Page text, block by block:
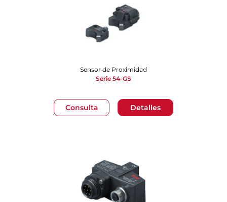
Consulta Detalles
Sensor de Proximidad
Serie 54-GS